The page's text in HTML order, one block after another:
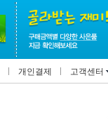
개인결제 고객센터